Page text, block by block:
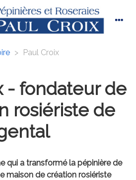
> Paul Croix
- fondateur de
rosiériste de
qui a transformé la pépinière de
maison de création rosiériste